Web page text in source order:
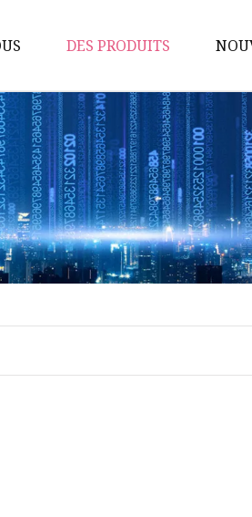
DES PRODUITS
Pompes sanitaires
Pompe à lobes rotatifs
Pompe à vis
Pompe à turbine flexible
Pompe centrifuge
Vannes sanitaires